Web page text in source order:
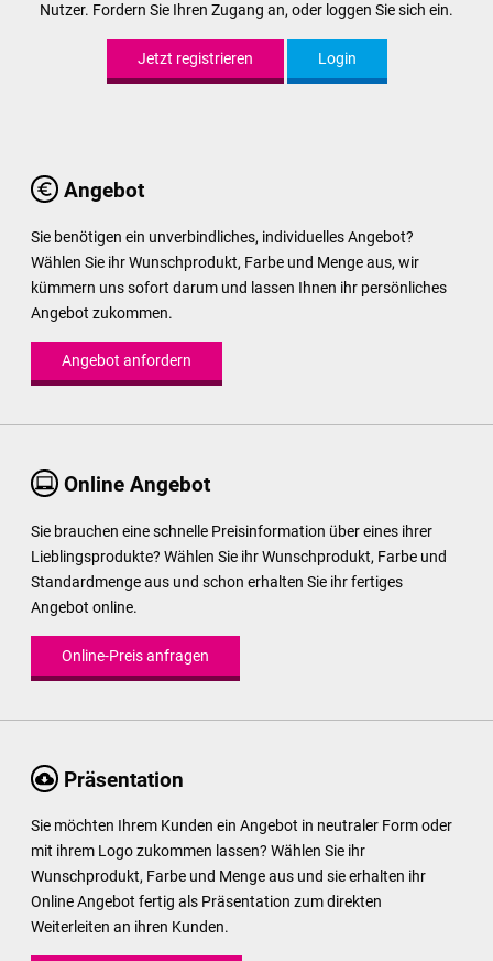
Nutzer. Fordern Sie Ihren Zugang an, oder loggen Sie sich ein.
Jetzt registrieren Login
Angebot
Sie benötigen ein unverbindliches, individuelles Angebot?
Wählen Sie ihr Wunschprodukt, Farbe und Menge aus, wir
kümmern uns sofort darum und lassen Ihnen ihr persönliches
Angebot zukommen.
Angebot anfordern
Online Angebot
Sie brauchen eine schnelle Preisinformation über eines ihrer
Lieblingsprodukte? Wählen Sie ihr Wunschprodukt, Farbe und
Standardmenge aus und schon erhalten Sie ihr fertiges
Angebot online.
Online-Preis anfragen
Präsentation
Sie möchten Ihrem Kunden ein Angebot in neutraler Form oder
mit ihrem Logo zukommen lassen? Wählen Sie ihr
Wunschprodukt, Farbe und Menge aus und sie erhalten ihr
Online Angebot fertig als Präsentation zum direkten
Weiterleiten an ihren Kunden.